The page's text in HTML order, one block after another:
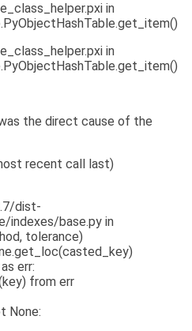
in
in
the direct cause of the
recent call last)
dist-
indexes/base.py in
tolerance)
err:
from err
None: